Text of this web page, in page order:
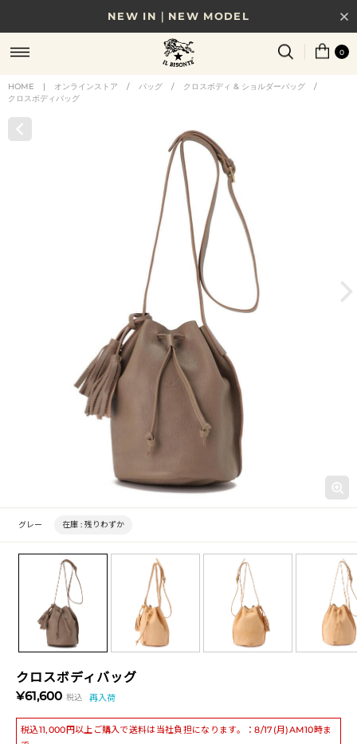
NEW IN｜NEW MODEL
8/17(月)10時まで｜税込11,000円以上で送料無料
贈る相手やシーンから選べる、新しいギフトガイド
0
HOME | オンラインストア / バッグ / クロスボディ & ショルダーバッグ
/
クロスボディバッグ
クロスボディバッグ
¥61,600 税込 再入荷
税込11,000円以上ご購入で送料は当社負担になります。：8/17(月)AM10時ま
グレー 在庫 : 残りわずか